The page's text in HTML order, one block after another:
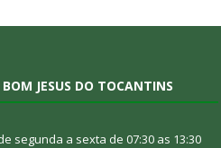
JESUS DO TOCANTINS
segunda a sexta de 07:30 as 13:30